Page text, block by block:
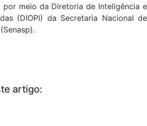
por meio da Diretoria de Inteligência e
(DIOPI) da Secretaria Nacional de
artigo: